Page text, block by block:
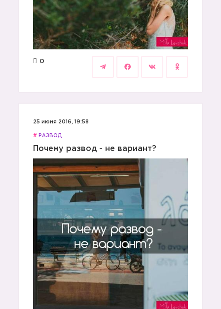
0
25 июня 2016, 19:58
# РАЗВОД
Почему развод - не вариант?